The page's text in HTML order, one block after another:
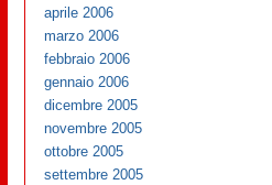
aprile 2006
marzo 2006
febbraio 2006
gennaio 2006
dicembre 2005
novembre 2005
ottobre 2005
settembre 2005